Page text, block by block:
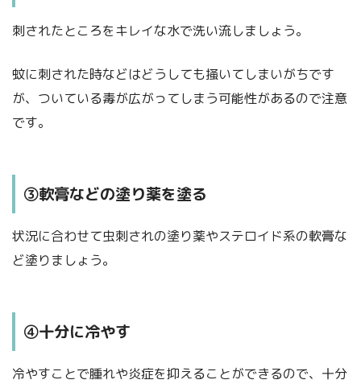
刺されたところをキレイな水で洗い流しましょう。
蚊に刺された時などはどうしても掻いてしまいがちです
が、ついている毒が広がってしまう可能性があるので注意
です。
③軟膏などの塗り薬を塗る
状況に合わせて虫刺されの塗り薬やステロイド系の軟膏な
ど塗りましょう。
④十分に冷やす
冷やすことで腫れや炎症を抑えることができるので、十分